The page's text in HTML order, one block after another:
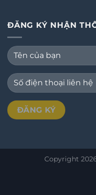
ĐĂNG KÝ NHẬN
Copyright